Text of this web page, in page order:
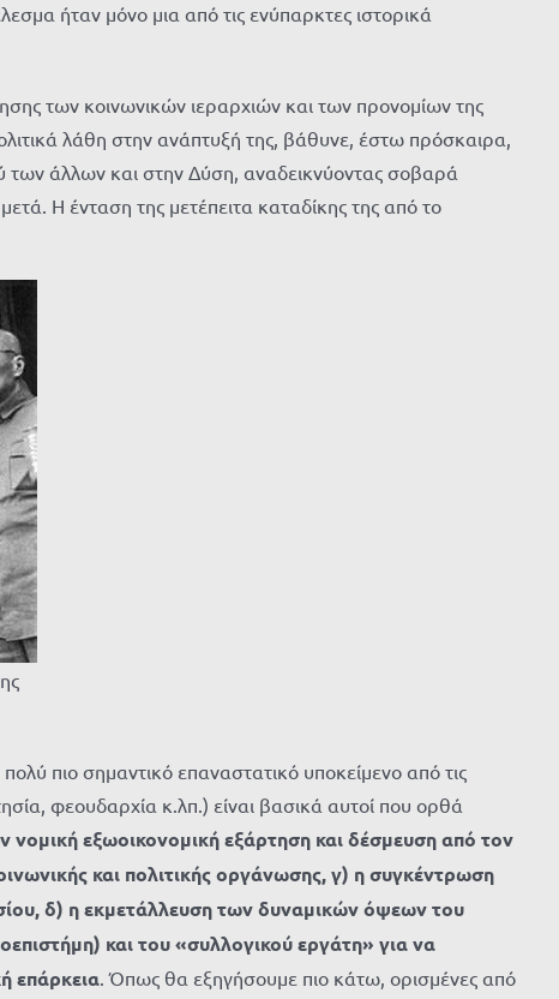
ήταν μόνο μια από τις ενύπαρκτες ιστορικά
των κοινωνικών ιεραρχιών και των προνομίων της
λάθη στην ανάπτυξή της, βάθυνε, έστω πρόσκαιρα,
των άλλων και στην Δύση, αναδεικνύοντας σοβαρά
Η ένταση της μετέπειτα καταδίκης της από το
πιο σημαντικό επαναστατικό υποκείμενο από τις
φεουδαρχία κ.λπ.) είναι βασικά αυτοί που ορθά
εξωοικονομική εξάρτηση και δέσμευση από τον
και πολιτικής οργάνωσης, γ) η συγκέντρωση
δ) η εκμετάλλευση των δυναμικών όψεων του
και του «συλλογικού εργάτη» για να
επάρκεια. Όπως θα εξηγήσουμε πιο κάτω, ορισμένες από